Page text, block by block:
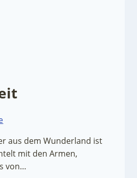
aus dem Wunderland ist
mit den Armen,
von…